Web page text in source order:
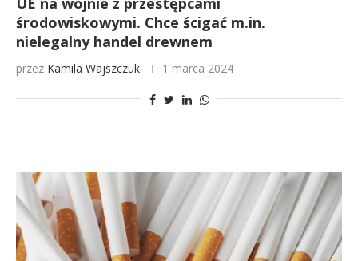
środowiskowymi. Chce ścigać m.in.
nielegalny handel drewnem
przez Kamila Wajszczuk 1 marca 2024